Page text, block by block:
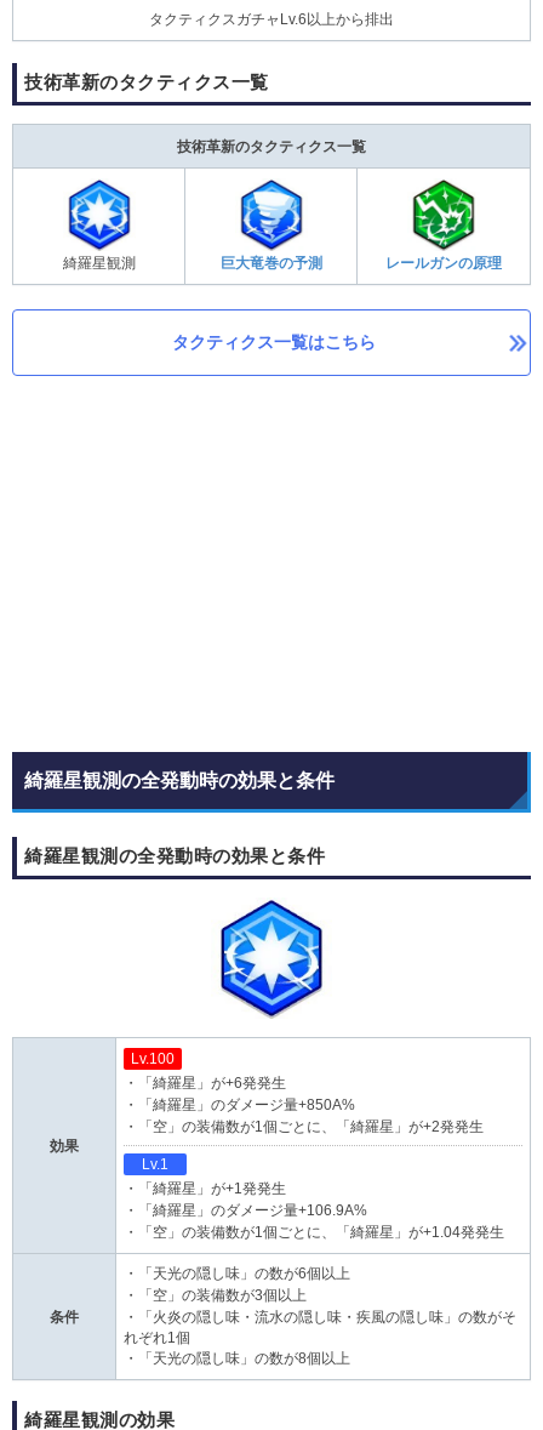
タクティクスガチャLv.6以上から排出
技術革新のタクティクス一覧
技術革新のタクティクス一覧
綺羅星観測 巨大竜巻の予測 レールガンの原理
タクティクス一覧はこちら
綺羅星観測の全発動時の効果と条件
綺羅星観測の全発動時の効果と条件
効果
Lv.100
・「綺羅星」が+6発発生
・「綺羅星」のダメージ量+850A%
・「空」の装備数が1個ごとに、「綺羅星」が+2発発生
Lv.1
・「綺羅星」が+1発発生
・「綺羅星」のダメージ量+106.9A%
・「空」の装備数が1個ごとに、「綺羅星」が+1.04発発生
条件
・「天光の隠し味」の数が6個以上
・「空」の装備数が3個以上
・「火炎の隠し味・流水の隠し味・疾風の隠し味」の数がそ
れぞれ1個
・「天光の隠し味」の数が8個以上
綺羅星観測の効果